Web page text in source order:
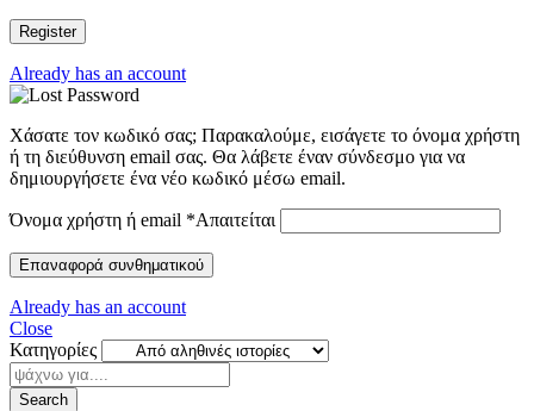
Register
Already has an account
Χάσατε τον κωδικό σας; Παρακαλούμε, εισάγετε το όνομα χρήστη
ή τη διεύθυνση email σας. Θα λάβετε έναν σύνδεσμο για να
δημιουργήσετε ένα νέο κωδικό μέσω email.
Όνομα χρήστη ή email *Απαιτείται
Επαναφορά συνθηματικού
Already has an account
Close
Κατηγορίες
Search